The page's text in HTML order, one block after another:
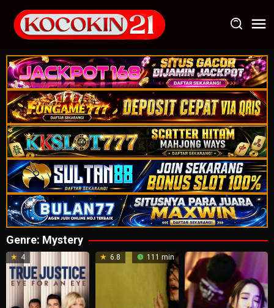
konten
Genre: Mystery
4 6.8 111 min